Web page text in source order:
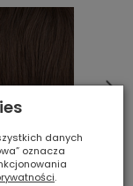
danych
oznacza
.